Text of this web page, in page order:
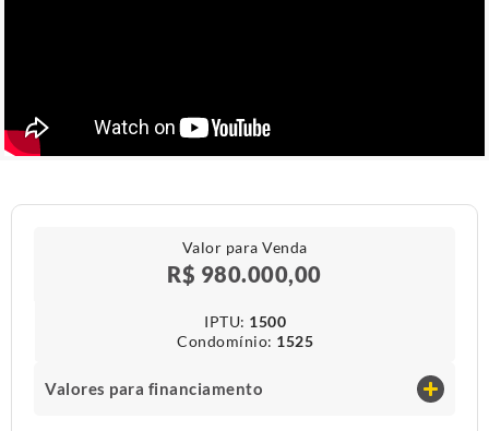
Valor para Venda
R$ 980.000,00
IPTU​: 1500
Condomínio​: 1525
Valores para financiamento